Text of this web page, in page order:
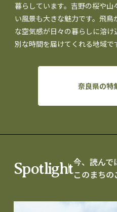
暮らしています。吉野の桜や山
い風景も大きな魅力です。飛
な空気感が日々の暮らしに溶
別な時間を届けてくれる地域で
奈良県の特
Spotlight今、読んで
このまちの